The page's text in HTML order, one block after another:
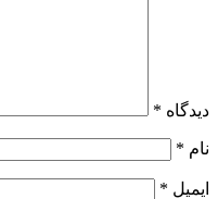
دیدگاه *
نام *
ایمیل *